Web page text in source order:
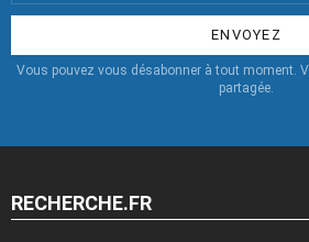
:
Vous pouvez vous désabonner à tout moment.
partagée.
RECHERCHE.FR